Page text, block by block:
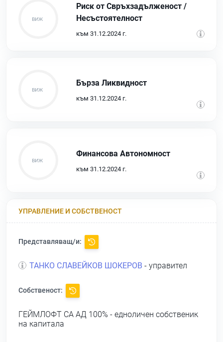
Риск от Свръхзадълженост /
Несъстоятелност
към 31.12.2024 г.
Бърза Ликвидност
към 31.12.2024 г.
Финансова Автономност
към 31.12.2024 г.
УПРАВЛЕНИЕ И СОБСТВЕНОСТ
Представляващ/и:
ТАНКО СЛАВЕЙКОВ ШОКЕРОВ - управител
Собственост:
ГЕЙМЛОФТ СА АД 100% - едноличен собственик
на капитала